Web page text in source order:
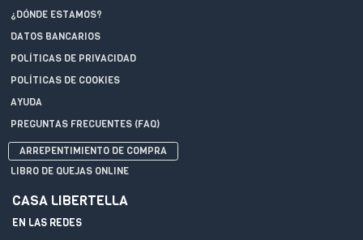
¿DÓNDE ESTAMOS?
DATOS BANCARIOS
POLÍTICAS DE PRIVACIDAD
POLÍTICAS DE COOKIES
AYUDA
PREGUNTAS FRECUENTES (FAQ)
ARREPENTIMIENTO DE COMPRA
LIBRO DE QUEJAS ONLINE
CASA LIBERTELLA
EN LAS REDES